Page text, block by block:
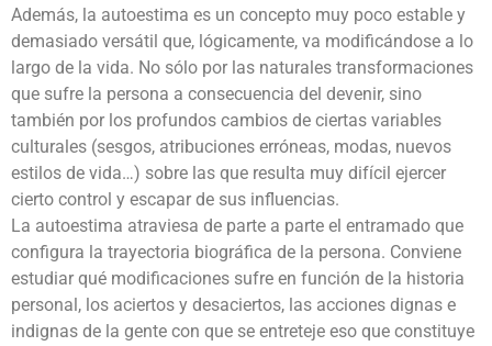
Además, la autoestima es un concepto muy poco estable y
demasiado versátil que, lógicamente, va modificándose a lo
largo de la vida. No sólo por las naturales transformaciones
que sufre la persona a consecuencia del devenir, sino
también por los profundos cambios de ciertas variables
culturales (sesgos, atribuciones erróneas, modas, nuevos
estilos de vida…) sobre las que resulta muy difícil ejercer
cierto control y escapar de sus influencias.
La autoestima atraviesa de parte a parte el entramado que
configura la trayectoria biográfica de la persona. Conviene
estudiar qué modificaciones sufre en función de la historia
personal, los aciertos y desaciertos, las acciones dignas e
indignas de la gente con que se entreteje eso que constituye